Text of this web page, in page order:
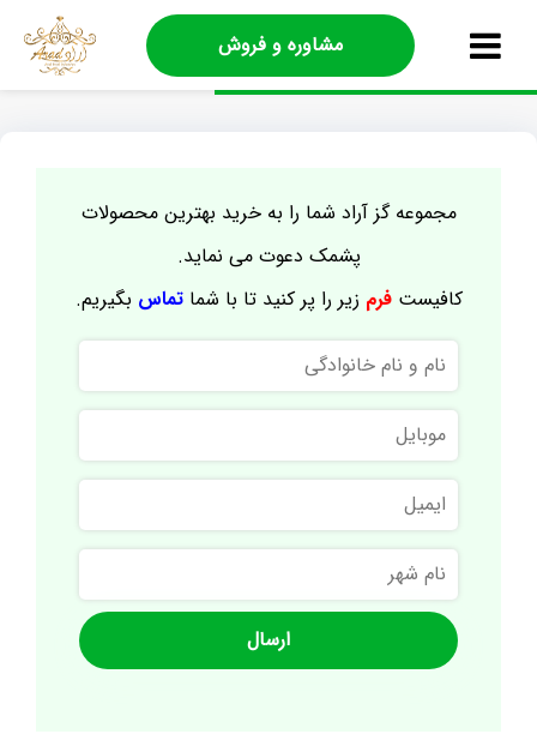
مشاوره و فروش
مجموعه گز آراد شما را به خرید بهترین محصولات
پشمک دعوت می نماید.
کافیستفرم زیر را پر کنید تا با شماتماس بگیریم.
نام
و
نام
خانوادگی
موبایل
ایمیل
نام
شهر